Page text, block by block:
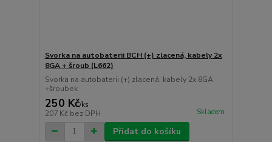
Svorka na autobaterii BCH (+) zlacená, kabely 2x
8GA + šroub (L662)
Svorka na autobaterii (+) zlacená, kabely 2x 8GA
+šroubek
250 Kč/ks
207 Kč bez DPH Skladem
Přidat do košíku